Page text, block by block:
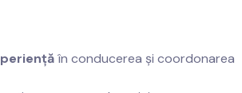
țăîn conducerea și coordonarea